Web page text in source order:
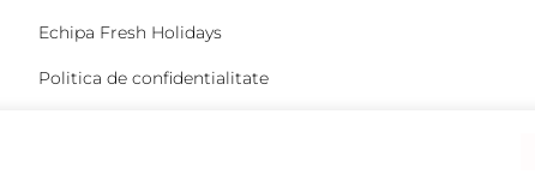
Echipa Fresh Holidays
Politica de confidentialitate